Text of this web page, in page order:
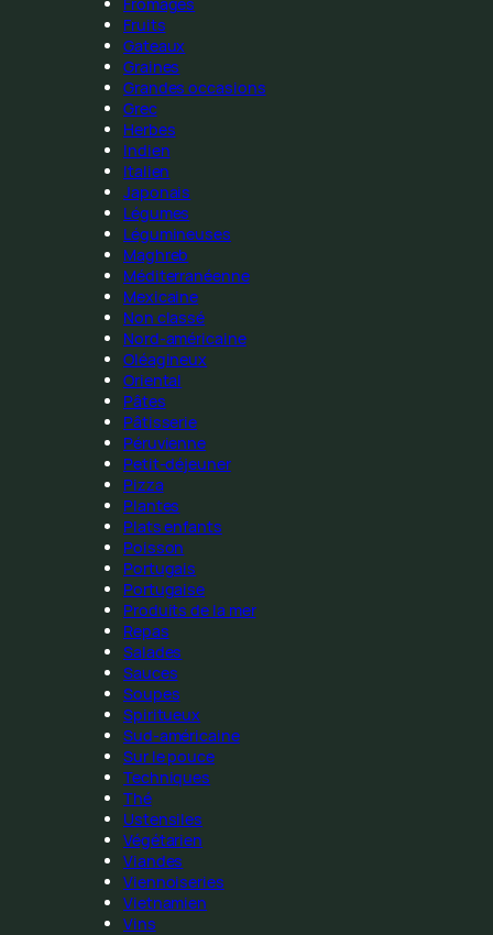
Fruits
Gateaux
Graines
Grandes occasions
Grec
Herbes
Indien
Italien
Japonais
Légumes
Légumineuses
Maghreb
Méditerranéenne
Mexicaine
Non classé
Nord-américaine
Oléagineux
Oriental
Pâtes
Pâtisserie
Péruvienne
Petit-déjeuner
Pizza
Plantes
Plats enfants
Poisson
Portugais
Portugaise
Produits de la mer
Repas
Salades
Sauces
Soupes
Spiritueux
Sud-américaine
Sur le pouce
Techniques
Thé
Ustensiles
Végétarien
Viandes
Viennoiseries
Vietnamien
Vins